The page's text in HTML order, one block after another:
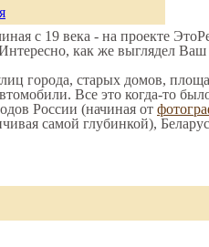
с 19 века - на проекте
как же выглядел
города, старых домов,
Все это когда-то
России (начиная от
самой глубинкой),